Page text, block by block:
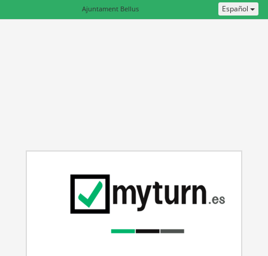
Ajuntament Bellus Español